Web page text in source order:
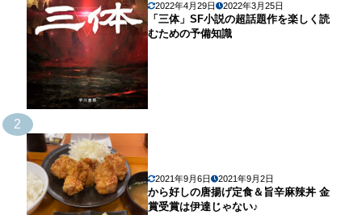
2022年4月29日 2022年3月25日
「三体」SF小説の超話題作を楽しく読
むための予備知識
2
2021年9月6日 2021年9月2日
から好しの唐揚げ定食＆旨辛麻辣丼 金
賞受賞は伊達じゃない♪